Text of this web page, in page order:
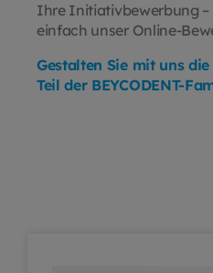
Ihre Initiativbewerbung –
einfach unser Online-
Gestalten Sie mit uns
Teil der BEYCODENT-